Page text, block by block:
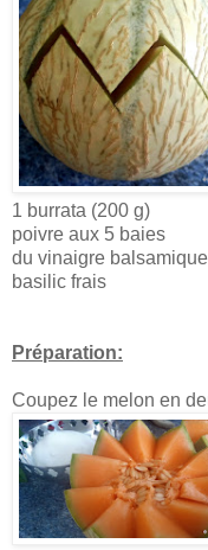
1 burrata (200 g)
poivre aux 5 baies
du vinaigre balsamique
basilic frais
Préparation:
Coupez le melon en